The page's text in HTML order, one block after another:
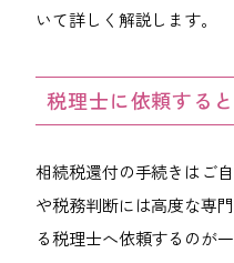
いて詳しく解説します。
税理士に依頼する
相続税還付の手続きはご
や税務判断には高度な専
る税理士へ依頼するのが